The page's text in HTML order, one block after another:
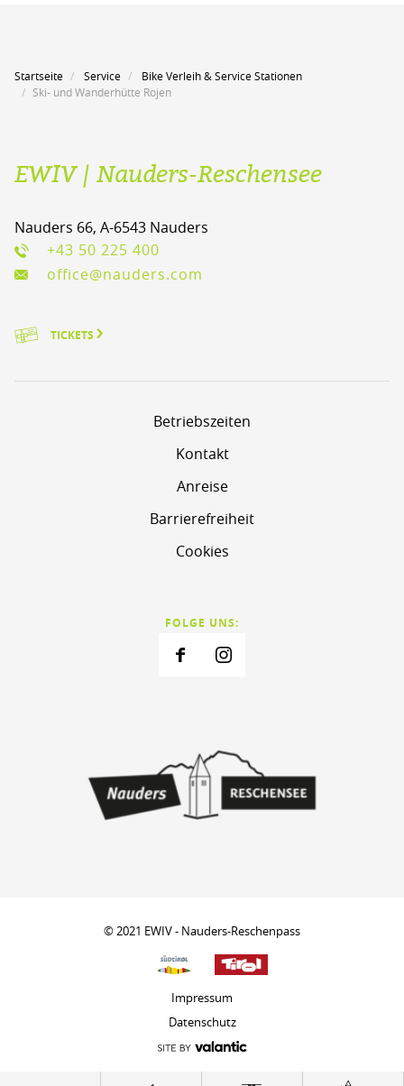
Startseite Service
Bike Verleih & Service Stationen
Ski- und Wanderhütte Rojen
EWIV | Nauders-Reschensee
Nauders 66, A-6543 Nauders
+43 50 225 400
office@nauders.com
TICKETS
Betriebszeiten
Kontakt
Anreise
Barrierefreiheit
Cookies
FOLGE UNS:
© 2021 EWIV - Nauders-Reschenpass
Impressum
Datenschutz